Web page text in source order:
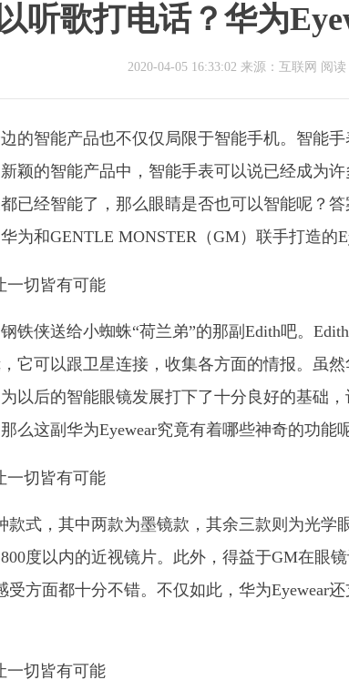
听歌打电话？华为
2020-04-05 16:33:02 来源：互联网 阅读
的智能产品也不仅仅局限于智能手机。智能
颖的智能产品中，智能手表可以说已经成为
已经智能了，那么眼睛是否也可以智能呢？
和GENTLE MONSTER（GM）联手打造的
铁侠送给小蜘蛛“荷兰弟”的那副Edith吧。
它可以跟卫星连接，收集各方面的情报。虽然
以后的智能眼镜发展打下了十分良好的基础，
么这副华为Eyewear究竟有着哪些神奇的功能
款式，其中两款为墨镜款，其余三款则为光学
度以内的近视镜片。此外，得益于GM在眼镜
方面都十分不错。不仅如此，华为Eyewear